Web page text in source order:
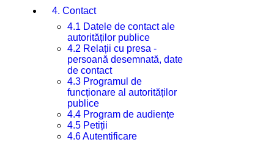
4. Contact
4.1 Datele de contact ale
autorităților publice
4.2 Relații cu presa -
persoană desemnată, date
de contact
4.3 Programul de
funcționare al autorităților
publice
4.4 Program de audiențe
4.5 Petiții
4.6 Autentificare